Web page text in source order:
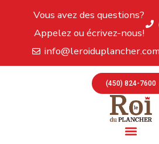
Vous avez des questions?
Appelez ou écrivez-nous!
info@leroiduplancher.com
(450) 824-7600